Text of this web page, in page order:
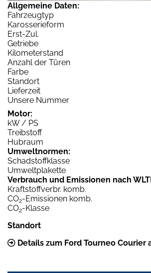
Allgemeine Daten:
Fahrzeugtyp
Karosserieform
Erst-Zul.
Getriebe
Kilometerstand
Anzahl der Türen
Farbe
Standort
Lieferzeit
Unsere Nummer
Motor:
kW / PS
Treibstoff
Hubraum
Umweltnormen:
Schadstoffklasse
Umweltplakette
Verbrauch und Emissionen nach
Kraftstoffverbr. komb.
CO2-Emissionen komb.
CO2-Klasse
Standort
Details zum Ford Tourneo Courier